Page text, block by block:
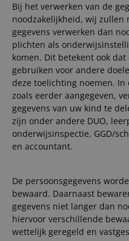
Bij het verwerken van de
noodzakelijkheid, wij zullen
gegevens verwerken dan
plichten als
komen. Dit betekent ook
gebruiken voor andere
deze toelichting noemen.
zoals eerder aangegeven,
gegevens van uw kind te
zijn onder andere DUO,
onderwijsinspectie, GGD/
en accountant.
De persoonsgegevens
bewaard. Daarnaast
gegevens niet langer dan
hiervoor verschillende
wettelijk geregeld en